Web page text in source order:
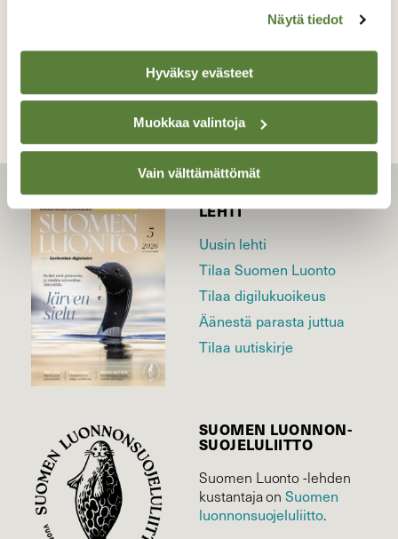
Näytä tiedot
Hyväksy evästeet
Muokkaa valintoja
Vain välttämättömät
LEHTI
Uusin lehti
Tilaa Suomen Luonto
Tilaa digilukuoikeus
Äänestä parasta juttua
Tilaa uutiskirje
SUOMEN LUONNON­
SUOJELU­LIITTO
Suomen Luonto -lehden
kustantaja onSuomen
luonnonsuojelu­liitto.